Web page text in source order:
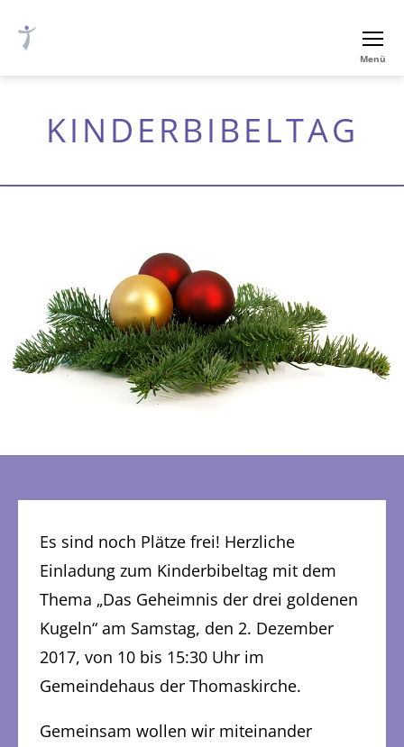
luth.
Nürnberg
Menü
KINDERBIBELTAG
Es sind noch Plätze frei! Herzliche
Einladung zum Kinderbibeltag mit dem
Thema „Das Geheimnis der drei goldenen
Kugeln“ am Samstag, den 2. Dezember
2017, von 10 bis 15:30 Uhr im
Gemeindehaus der Thomaskirche.
Gemeinsam wollen wir miteinander